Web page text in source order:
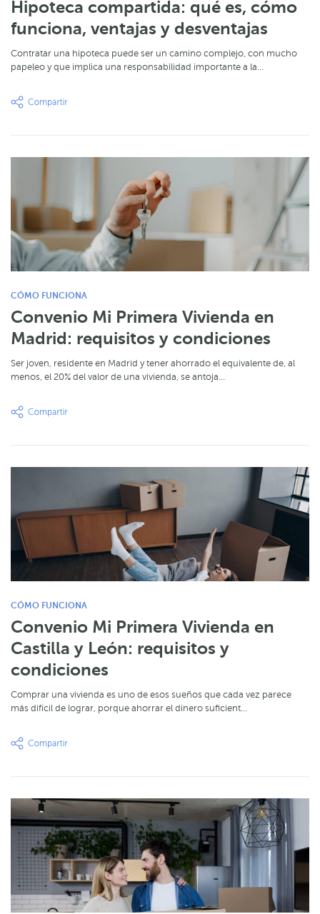
Hipoteca compartida: qué es, cómo
funciona, ventajas y desventajas
Contratar una hipoteca puede ser un camino complejo, con mucho
papeleo y que implica una responsabilidad importante a la…
CÓMO FUNCIONA
Convenio Mi Primera Vivienda en
Madrid: requisitos y condiciones
Ser joven, residente en Madrid y tener ahorrado el equivalente de, al
menos, el 20% del valor de una vivienda, se antoja…
CÓMO FUNCIONA
Convenio Mi Primera Vivienda en
Castilla y León: requisitos y
condiciones
Comprar una vivienda es uno de esos sueños que cada vez parece
más difícil de lograr, porque ahorrar el dinero suficient…